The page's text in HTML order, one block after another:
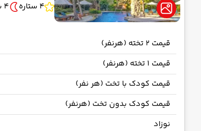
4 ستاره
4 شب
قیمت 2 تخته (هرنفر)
قیمت 1 تخته (هرنفر)
قیمت کودک با تخت (هر نفر)
قیمت کودک بدون تخت (هرنفر)
نوزاد